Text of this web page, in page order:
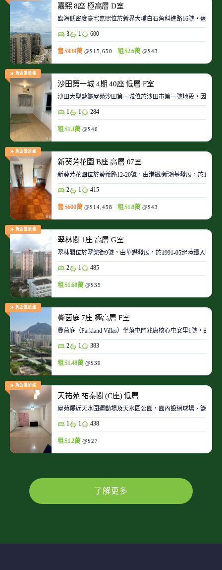
嘉熙 8座 極高層 D室
臨海低密度豪宅嘉熙位於新界大埔白石角科進路16號，遠離
3 1 600
售 $939萬 @$15,650 租 $2.6萬 @$43
黃金置頂盤
沙田第一城 4期 40座 低層 F室
沙田大型藍籌屋苑沙田第一城位於沙田市第一號地段，因此
1 1 284
租 $1.3萬 @$46
黃金置頂盤
新葵芳花園 B座 高層 07室
新葵芳花園位於葵義路12-20號，由港鐵/新鴻基發展，於
2 1 415
售 $600萬 @$14,458 租 $1.8萬 @$43
黃金置頂盤
翠林閣 1座 高層 G室
翠林閣位於翠樂街9號，由華懋發展，於1991-05起陸續入伙
2 1 485
租 $1.68萬 @$35
黃金置頂盤
疊茵庭 7座 極高層 F室
疊茵庭（Parkland Villas）坐落屯門兆康核心屯安里1號，由
2 1 383
租 $1.48萬 @$39
黃金置頂盤
天祐苑 祐泰閣 (C座) 低層
屋苑鄰近天水圍運動場及天水圍公園，園內設網球場、籃球
1 1 438
租 $1.2萬 @$27
了解更多